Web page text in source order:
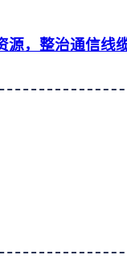
源，整治通信线